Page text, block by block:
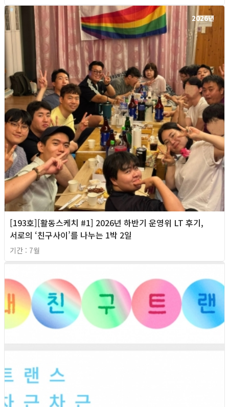
2026년
[193호][활동스케치 #1] 2026년 하반기 운영위 LT 후기,
서로의 ‘친구사이’를 나누는 1박 2일
기간 : 7월